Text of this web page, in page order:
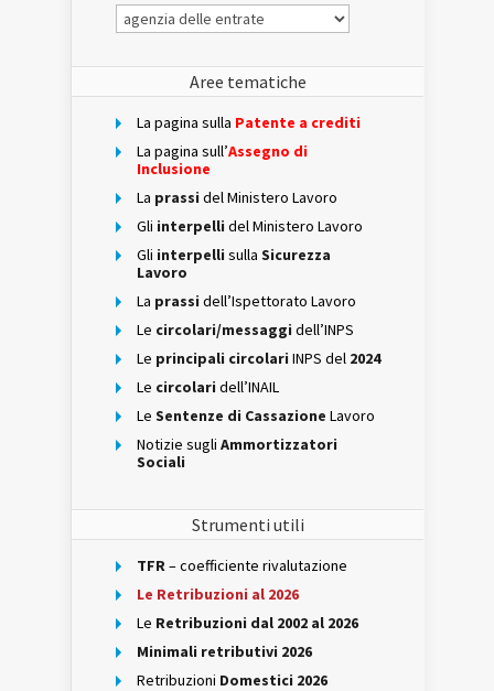
Le
categorie
Aree tematiche
La pagina sulla Patente a crediti
La pagina sull’Assegno di
Inclusione
La prassi del Ministero Lavoro
Gli interpelli del Ministero Lavoro
Gli interpelli sulla Sicurezza
Lavoro
La prassi dell’Ispettorato Lavoro
Le circolari/messaggi dell’INPS
Le principali circolari INPS del 2024
Le circolari dell’INAIL
Le Sentenze di Cassazione Lavoro
Notizie sugli Ammortizzatori
Sociali
Strumenti utili
TFR– coefficiente rivalutazione
Le Retribuzioni al 2026
Le Retribuzioni dal 2002 al 2026
Minimali retributivi 2026
Retribuzioni Domestici 2026